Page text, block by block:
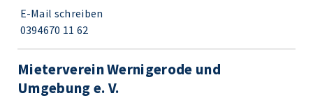
E-Mail schreiben
0394670 11 62
Mieterverein Wernigerode und
Umgebung e. V.